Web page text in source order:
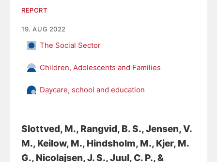
REPORT
19. AUG 2022
The Social Sector
Children, Adolescents and Families
Daycare, school and education
Slottved, M., Rangvid, B. S., Jensen, V.
M., Keilow, M., Hindsholm, M., Kjer, M.
G., Nicolajsen, J. S., Juul, C. P., &